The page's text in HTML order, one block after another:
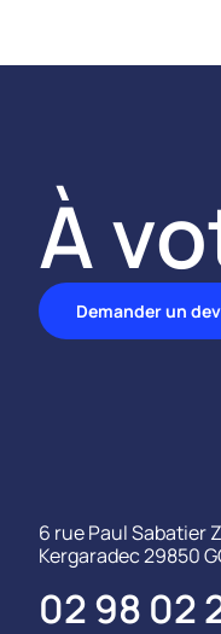
À
Demander un
6 rue Paul Sabatier
Kergaradec 29850
02 98 02